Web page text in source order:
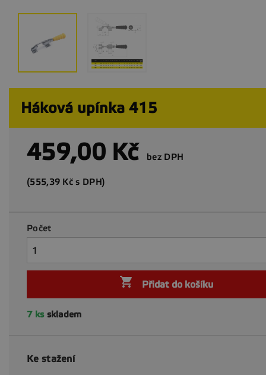
Háková upínka 415
459,00 Kč bez DPH
(555,39 Kč s DPH)
Počet
 Přidat do košíku
7 ks skladem
Ke stažení